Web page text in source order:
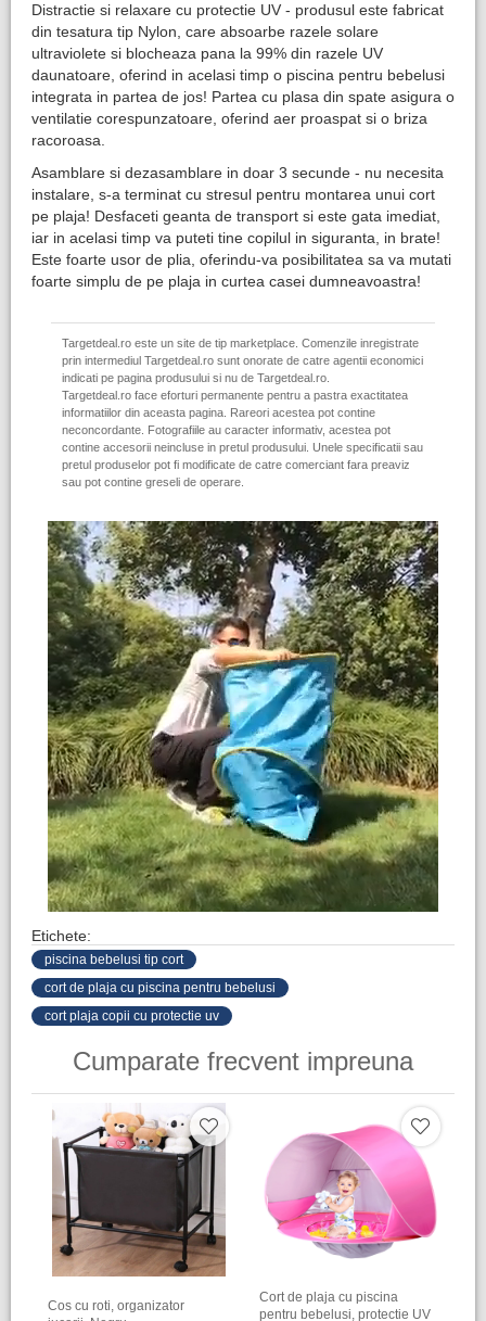
Distractie si relaxare cu protectie UV - produsul este fabricat
din tesatura tip Nylon, care absoarbe razele solare
ultraviolete si blocheaza pana la 99% din razele UV
daunatoare, oferind in acelasi timp o piscina pentru bebelusi
integrata in partea de jos! Partea cu plasa din spate asigura o
ventilatie corespunzatoare, oferind aer proaspat si o briza
racoroasa.
Asamblare si dezasamblare in doar 3 secunde - nu necesita
instalare, s-a terminat cu stresul pentru montarea unui cort
pe plaja! Desfaceti geanta de transport si este gata imediat,
iar in acelasi timp va puteti tine copilul in siguranta, in brate!
Este foarte usor de plia, oferindu-va posibilitatea sa va mutati
foarte simplu de pe plaja in curtea casei dumneavoastra!
Targetdeal.ro este un site de tip marketplace. Comenzile inregistrate
prin intermediul Targetdeal.ro sunt onorate de catre agentii economici
indicati pe pagina produsului si nu de Targetdeal.ro.
Targetdeal.ro face eforturi permanente pentru a pastra exactitatea
informatiilor din aceasta pagina. Rareori acestea pot contine
neconcordante. Fotografiile au caracter informativ, acestea pot
contine accesorii neincluse in pretul produsului. Unele specificatii sau
pretul produselor pot fi modificate de catre comerciant fara preaviz
sau pot contine greseli de operare.
Etichete:
piscina bebelusi tip cort
cort de plaja cu piscina pentru bebelusi
cort plaja copii cu protectie uv
Cumparate frecvent impreuna
Cos cu roti, organizator
Cort de plaja cu piscina
pentru bebelusi, protectie UV